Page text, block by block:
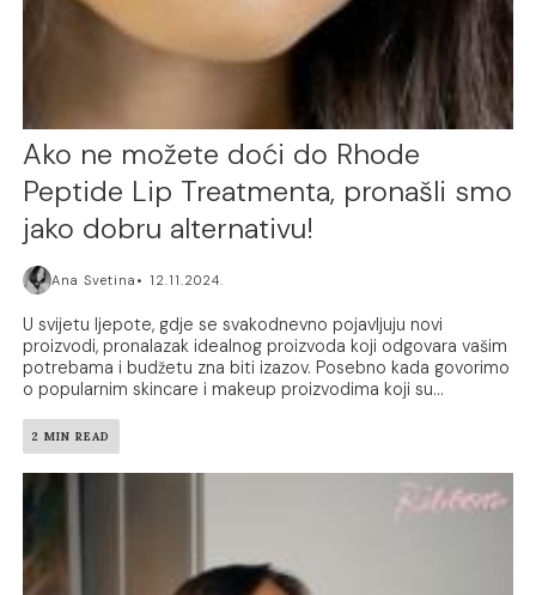
Ako ne možete doći do Rhode
Peptide Lip Treatmenta, pronašli smo
jako dobru alternativu!
Ana Svetina 12.11.2024.
U svijetu ljepote, gdje se svakodnevno pojavljuju novi
proizvodi, pronalazak idealnog proizvoda koji odgovara vašim
potrebama i budžetu zna biti izazov. Posebno kada govorimo
o popularnim skincare i makeup proizvodima koji su...
2 MIN READ